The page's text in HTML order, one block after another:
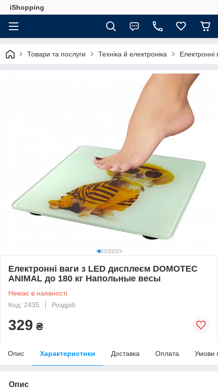
iShopping
Товари та послуги Техніка й електроніка
Електронні ваги з LED дисплеєм DOMOTEC
ANIMAL до 180 кг Напольные весы
Немає в наявності
Код: 2435
Роздріб
329 ₴
Опис Характеристики Доставка Оплата Умови
Опис